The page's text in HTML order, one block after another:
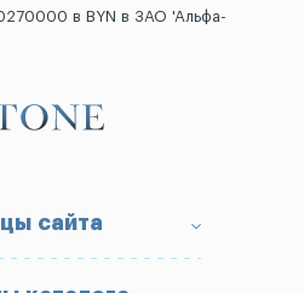
в BYN в ЗАО 'Альфа-
сайта